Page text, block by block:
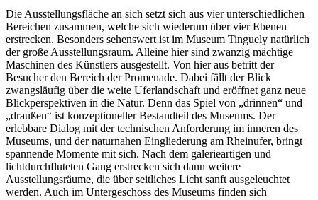
Die Ausstellungsfläche an sich setzt sich aus vier unterschiedlichen
Bereichen zusammen, welche sich wiederum über vier Ebenen
erstrecken. Besonders sehenswert ist im Museum Tinguely natürlich
der große Ausstellungsraum. Alleine hier sind zwanzig mächtige
Maschinen des Künstlers ausgestellt. Von hier aus betritt der
Besucher den Bereich der Promenade. Dabei fällt der Blick
zwangsläufig über die weite Uferlandschaft und eröffnet ganz neue
Blickperspektiven in die Natur. Denn das Spiel von „drinnen“ und
„draußen“ ist konzeptioneller Bestandteil des Museums. Der
erlebbare Dialog mit der technischen Anforderung im inneren des
Museums, und der naturnahen Eingliederung am Rheinufer, bringt
spannende Momente mit sich. Nach dem galerieartigen und
lichtdurchfluteten Gang erstrecken sich dann weitere
Ausstellungsräume, die über seitliches Licht sanft ausgeleuchtet
werden. Auch im Untergeschoss des Museums finden sich